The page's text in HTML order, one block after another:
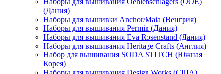
(Дания)
Наборы для вышивки Anchor/Maia (Венгрия)
Наборы для вышивания Permin (Дания)
Наборы для вышивания Eva Rosenstand (Дания)
Наборы для вышивания Heritage Crafts (Англия)
Набор для вышивания SODA STITCH (Южная
Корея)
Наборы для вышивания Design Works (США)